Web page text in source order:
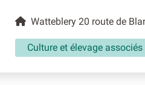
Watteblery 20 route de
Culture et élevage associés